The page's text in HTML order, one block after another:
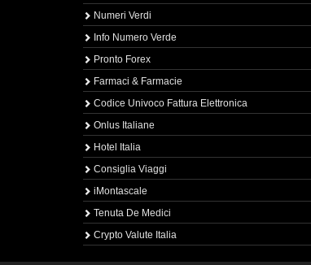
Numeri Verdi
Info Numero Verde
Pronto Forex
Farmaci & Farmacie
Codice Univoco Fattura Elettronica
Onlus Italiane
Hotel Italia
Consiglia Viaggi
iMontascale
Tenuta De Medici
Crypto Valute Italia